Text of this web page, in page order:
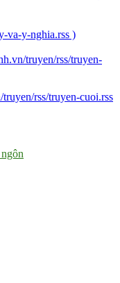
va-y-nghia.rss )
truyen/rss/truyen-
rss/truyen-cuoi.rss